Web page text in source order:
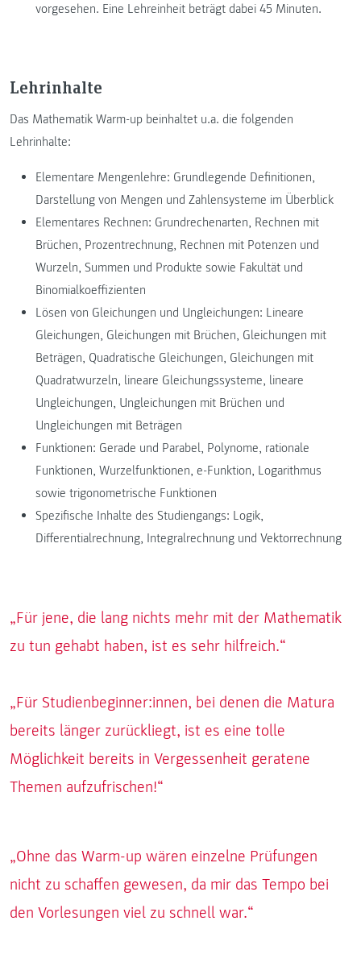
vorgesehen. Eine Lehreinheit beträgt dabei 45 Minuten.
Lehrinhalte
Das Mathematik Warm-up beinhaltet u.a. die folgenden
Lehrinhalte:
Elementare Mengenlehre: Grundlegende Definitionen,
Darstellung von Mengen und Zahlensysteme im Überblick
Elementares Rechnen: Grundrechenarten, Rechnen mit
Brüchen, Prozentrechnung, Rechnen mit Potenzen und
Wurzeln, Summen und Produkte sowie Fakultät und
Binomialkoeffizienten
Lösen von Gleichungen und Ungleichungen: Lineare
Gleichungen, Gleichungen mit Brüchen, Gleichungen mit
Beträgen, Quadratische Gleichungen, Gleichungen mit
Quadratwurzeln, lineare Gleichungssysteme, lineare
Ungleichungen, Ungleichungen mit Brüchen und
Ungleichungen mit Beträgen
Funktionen: Gerade und Parabel, Polynome, rationale
Funktionen, Wurzelfunktionen, e-Funktion, Logarithmus
sowie trigonometrische Funktionen
Spezifische Inhalte des Studiengangs: Logik,
Differentialrechnung, Integralrechnung und Vektorrechnung
„Für jene, die lang nichts mehr mit der Mathematik
zu tun gehabt haben, ist es sehr hilfreich.“
„Für Studienbeginner:innen, bei denen die Matura
bereits länger zurückliegt, ist es eine tolle
Möglichkeit bereits in Vergessenheit geratene
Themen aufzufrischen!“
„Ohne das Warm-up wären einzelne Prüfungen
nicht zu schaffen gewesen, da mir das Tempo bei
den Vorlesungen viel zu schnell war.“